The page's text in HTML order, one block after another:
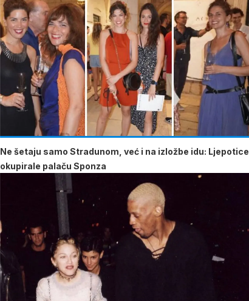
Ne šetaju samo Stradunom, već i na izložbe idu: Ljepotice
okupirale palaču Sponza